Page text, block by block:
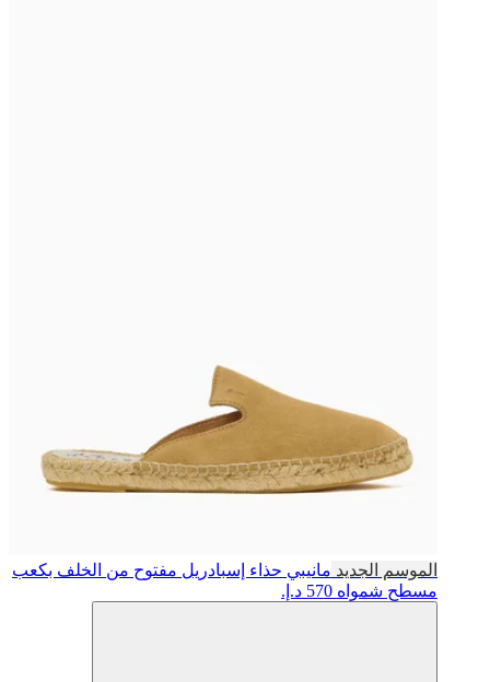
الموسم الجديد مانيبي حذاء إسبادريل مفتوح من الخلف بكعب
مسطح شمواه 570 د.إ.